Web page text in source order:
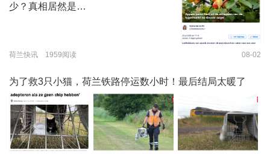
少？真相居然是…
荷兰快讯 1959阅读 08-02
为了救3只小猫，荷兰铁路停运数小时！最后结局太暖了